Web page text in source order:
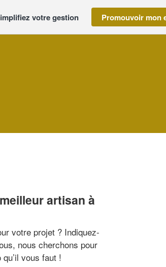
votre gestion Promouvoir mon
artisan à
votre projet ? Indiquez-
nous cherchons pour
vous faut !